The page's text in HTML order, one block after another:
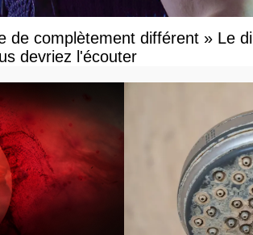
de complètement différent » Le
devriez l'écouter